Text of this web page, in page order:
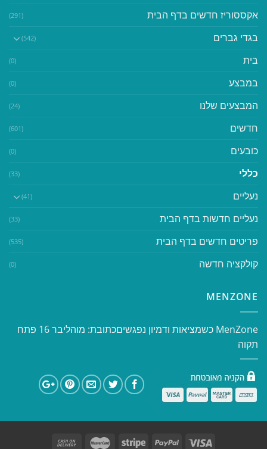
אקססוריז חדשים בדף הבית (291)
בגדי גברים (542)
בית (0)
במבצע (0)
המבצעים שלנו (24)
חדשים (601)
כובעים (0)
כללי (33)
נעליים (41)
נעליים חדשות בדף הבית (33)
פריטים חדשים בדף הבית (535)
קולקציה חדשה (0)
MENZONE
​​MenZone כשמציאות ודמיון נפגשים​ כתובת: מוהליבר 16 פתח
תקוה